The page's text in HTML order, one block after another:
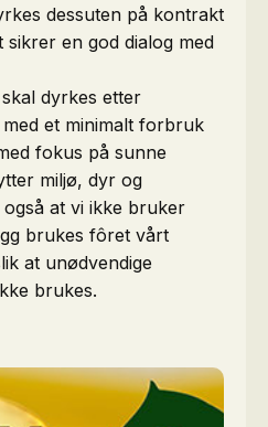
dessuten på kontrakt
sikrer en god dialog med
dyrkes etter
et minimalt forbruk
fokus på sunne
miljø, dyr og
at vi ikke bruker
brukes fôret vårt
at unødvendige
brukes.